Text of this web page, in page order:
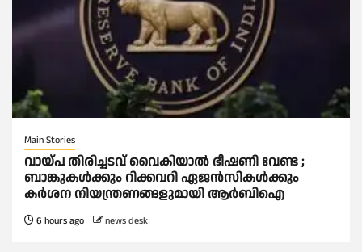
Main Stories
വായ്പ തിരിച്ചടവ് വൈകിയാല്‍ ഭീഷണി വേണ്ട ;
ബാങ്കുകള്‍ക്കും റിക്കവറി ഏജൻസികള്‍ക്കും
കര്‍ശന നിയന്ത്രണങ്ങളുമായി ആര്‍ബിഐ
6 hours ago news desk